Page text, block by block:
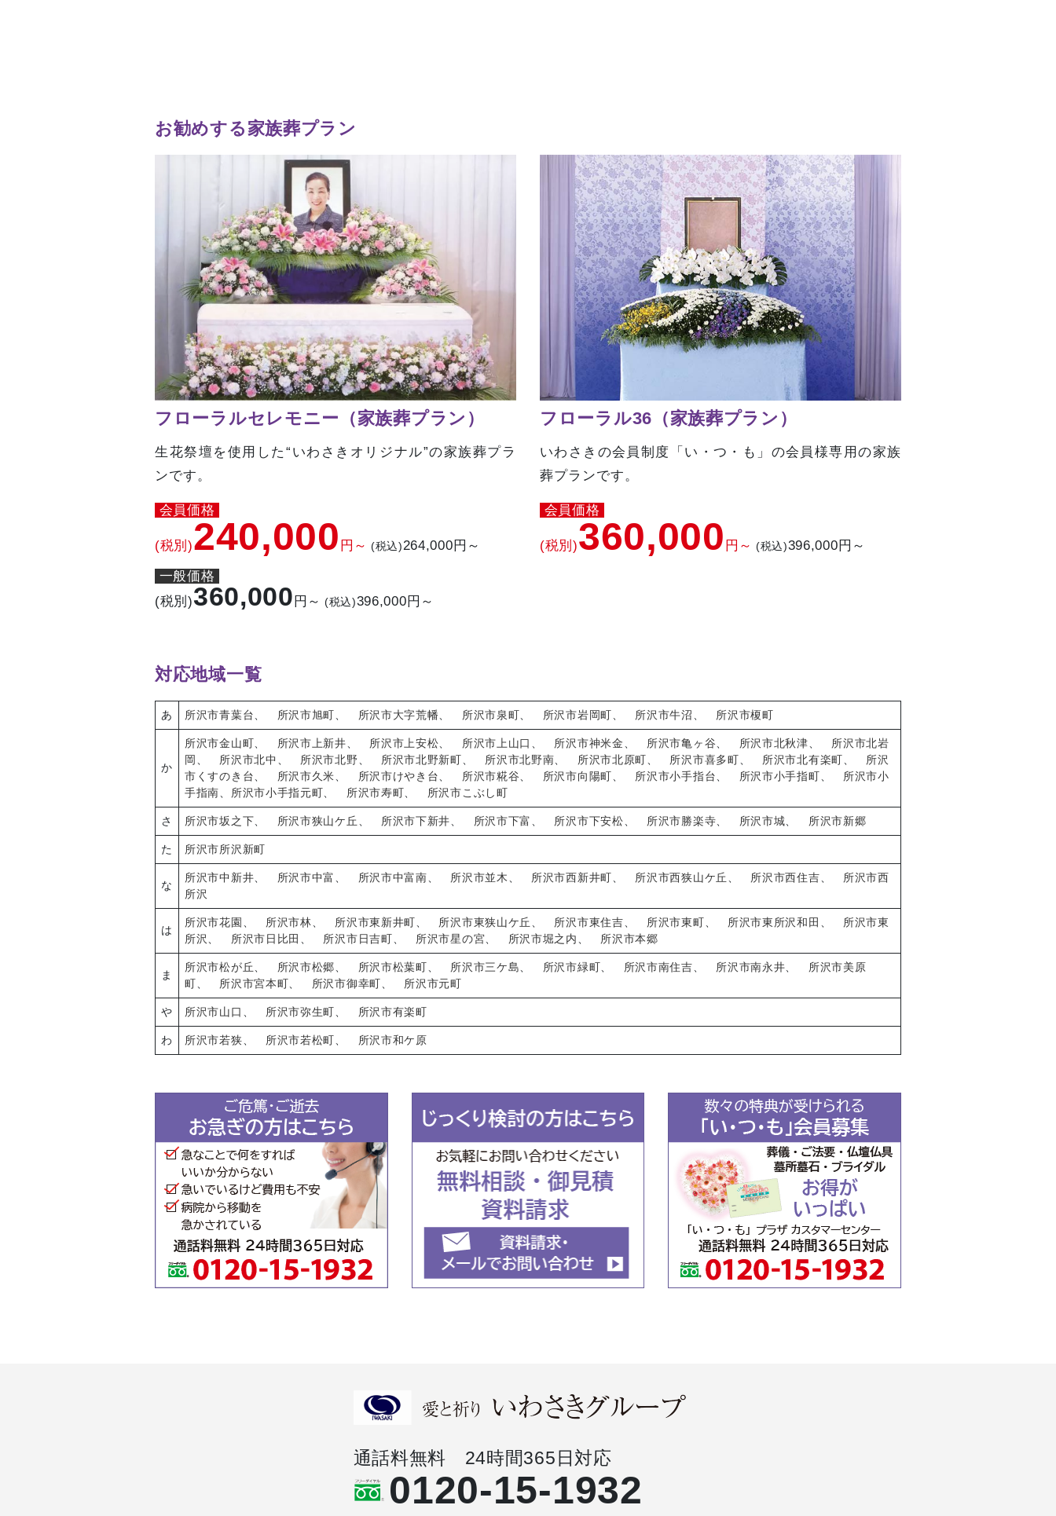
お勧めする家族葬プラン
フローラルセレモニー（家族葬プラン）
生花祭壇を使用した“いわさきオリジナル”の家族葬プラ
ンです。
会員価格
(税別)240,000 円～ (税込)264,000円～
一般価格
(税別)360,000 円～ (税込)396,000円～
フローラル36（家族葬プラン）
いわさきの会員制度「い・つ・も」の会員様専用の家族
葬プランです。
会員価格
(税別)360,000 円～ (税込)396,000円～
対応地域一覧
あ 所沢市青葉台、 所沢市旭町、 所沢市大字荒幡、 所沢市泉町、 所沢市岩岡町、 所沢市牛沼、 所沢市榎町
か
所沢市金山町、 所沢市上新井、 所沢市上安松、 所沢市上山口 、 所沢市神米金、 所沢市亀ヶ谷、 所沢市北秋津、 所沢市北岩
岡 、 所沢市北中 、 所沢市北野、 所沢市北野新町、 所沢市北野南、 所沢市北原町、 所沢市喜多町、 所沢市北有楽町、 所沢
市くすのき台、 所沢市久米、 所沢市けやき台、 所沢市糀谷、 所沢市向陽町、 所沢市小手指台、 所沢市小手指町、 所沢市小
手指南、 所沢市小手指元町、 所沢市寿町、 所沢市こぶし町
さ 所沢市坂之下、 所沢市狭山ケ丘、 所沢市下新井、 所沢市下富、 所沢市下安松、 所沢市勝楽寺、 所沢市城、 所沢市新郷
た 所沢市所沢新町
な
所沢市中新井、 所沢市中富、 所沢市中富南、 所沢市並木、 所沢市西新井町、 所沢市西狭山ケ丘、 所沢市西住吉、 所沢市西
所沢
は
所沢市花園 、 所沢市林、 所沢市東新井町、 所沢市東狭山ケ丘、 所沢市東住吉、 所沢市東町、 所沢市東所沢和田 、 所沢市東
所沢、 所沢市日比田 、 所沢市日吉町、 所沢市星の宮、 所沢市堀之内、 所沢市本郷
ま
所沢市松が丘、 所沢市松郷、 所沢市松葉町、 所沢市三ケ島、 所沢市緑町、 所沢市南住吉、 所沢市南永井、 所沢市美原
町、 所沢市宮本町、 所沢市御幸町、 所沢市元町
や 所沢市山口 、 所沢市弥生町、 所沢市有楽町
わ 所沢市若狭、 所沢市若松町、 所沢市和ケ原
通話料無料 24時間365日対応
0120-15-1932